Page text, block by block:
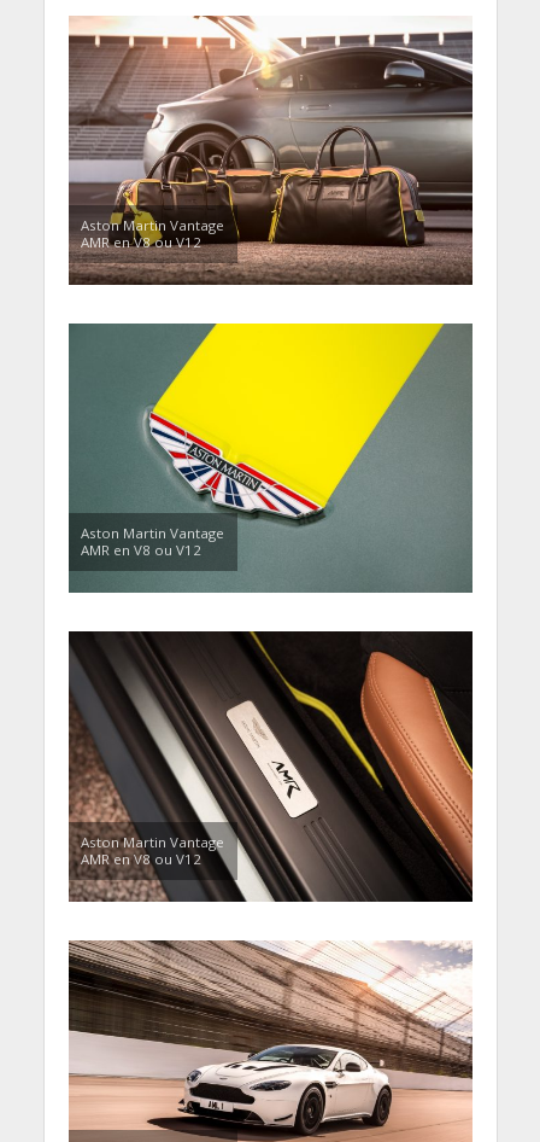
Aston Martin Vantage
AMR en V8 ou V12
Aston Martin Vantage
AMR en V8 ou V12
Aston Martin Vantage
AMR en V8 ou V12